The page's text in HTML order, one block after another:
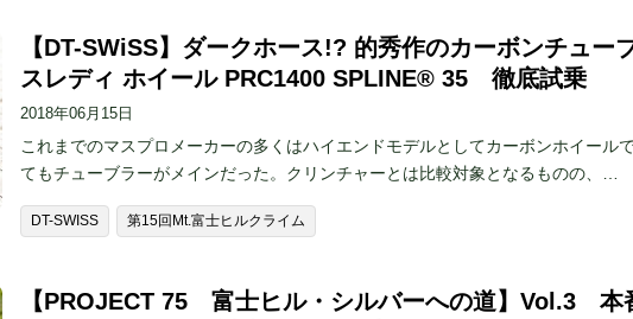
【DT-SWiSS】ダークホース!? 的秀作のカーボンチュー
スレディ ホイール PRC1400 SPLINE® 35 徹底試乗
2018年06月15日
これまでのマスプロメーカーの多くはハイエンドモデルとしてカーボンホイール
てもチューブラーがメインだった。クリンチャーとは比較対象となるものの、…
DT-SWISS 第15回Mt.富士ヒルクライム
【PROJECT 75 富士ヒル・シルバーへの道】Vol.3 本